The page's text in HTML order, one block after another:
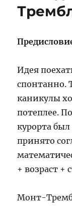
Идея
спонтанно.
каникулы
потеплее.
курорта
принято
+ возраст +
Монт-